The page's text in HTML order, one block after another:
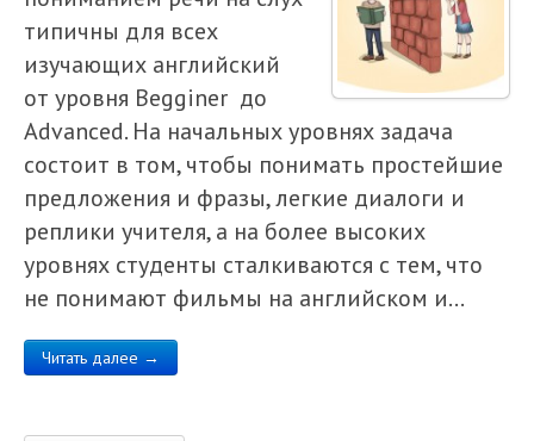
типичны для всех
изучающих английский
от уровня Begginer до
Advanced. На начальных уровнях задача
состоит в том, чтобы понимать простейшие
предложения и фразы, легкие диалоги и
реплики учителя, а на более высоких
уровнях студенты сталкиваются с тем, что
не понимают фильмы на английском и…
Читать далее →